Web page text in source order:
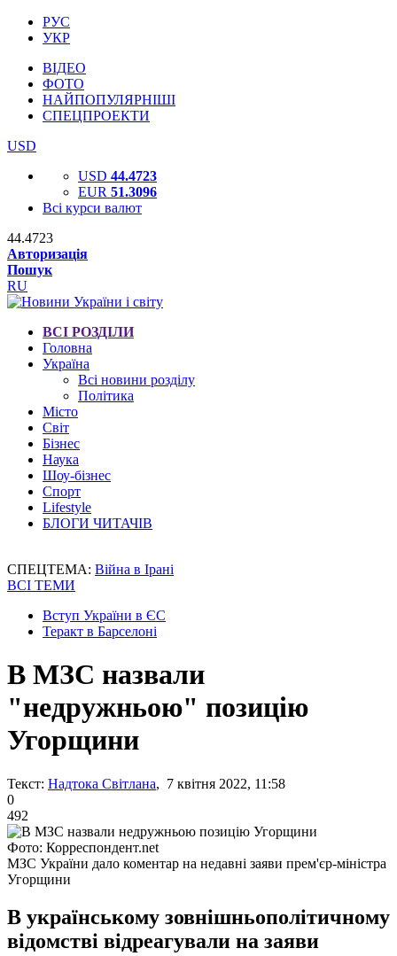
РУС
УКР
ВІДЕО
ФОТО
НАЙПОПУЛЯРНІШІ
СПЕЦПРОЕКТИ
USD
USD 44.4723
EUR 51.3096
Всі курси валют
44.4723
Авторизація
Пошук
RU
ВСІ РОЗДІЛИ
Головна
Україна
Всі новини розділу
Політика
Місто
Світ
Бізнес
Наука
Шоу-бізнес
Спорт
Lifestyle
БЛОГИ ЧИТАЧІВ
СПЕЦТЕМА: Війна в Ірані
ВСІ ТЕМИ
Вступ України в ЄС
Теракт в Барселоні
В МЗС назвали
"недружньою" позицію
Угорщини
Текст: Надтока Світлана, 7 квітня 2022, 11:58
0
492
Фото: Корреспондент.net
МЗС України дало коментар на недавні заяви прем'єр-міністра
Угорщини
В українському зовнішньополітичному
відомстві відреагували на заяви